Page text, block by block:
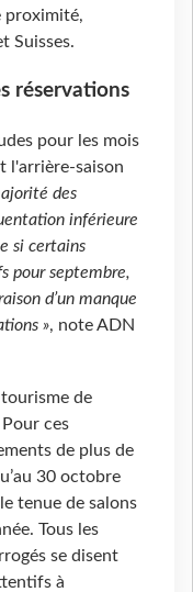
proximité,
Suisses.
réservations
pour les mois
l'arrière-saison
des
inférieure
si certains
pour septembre,
d’un manque
», note ADN
de
ces
de plus de
30 octobre
tenue de salons
Tous les
se disent
à